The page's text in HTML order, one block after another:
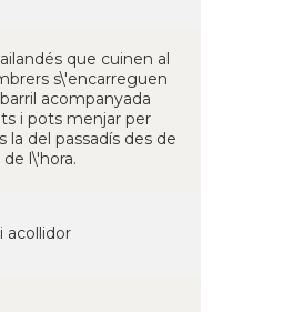
que cuinen al
s\'encarreguen
acompanyada
i pots menjar per
la del passadís des de
l\'hora.
acollidor